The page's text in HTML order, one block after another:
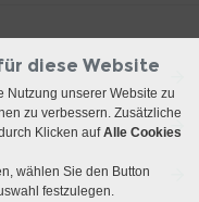
diese Website
Nutzung unserer Website zu
zu verbessern. Zusätzliche
Klicken aufAlle Cookies
wählen Sie den Button
festzulegen.